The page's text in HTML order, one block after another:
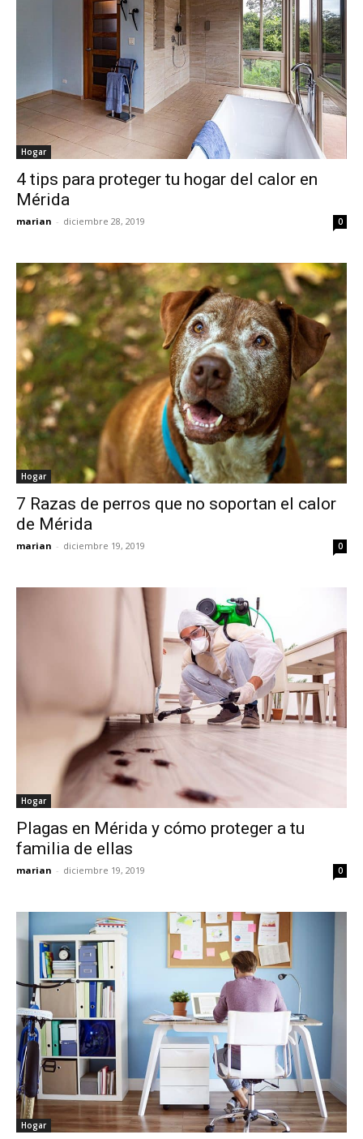
Hogar
4 tips para proteger tu hogar del calor en
Mérida
marian - diciembre 28, 2019 0
Hogar
7 Razas de perros que no soportan el calor
de Mérida
marian - diciembre 19, 2019 0
Hogar
Plagas en Mérida y cómo proteger a tu
familia de ellas
marian - diciembre 19, 2019 0
Hogar